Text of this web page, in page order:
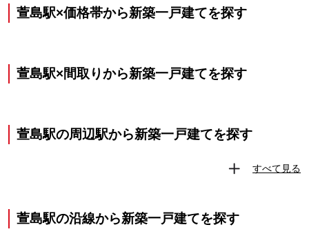
萱島駅×価格帯から新築一戸建てを探す
萱島駅×間取りから新築一戸建てを探す
萱島駅の周辺駅から新築一戸建てを探す
すべて見る
萱島駅の沿線から新築一戸建てを探す